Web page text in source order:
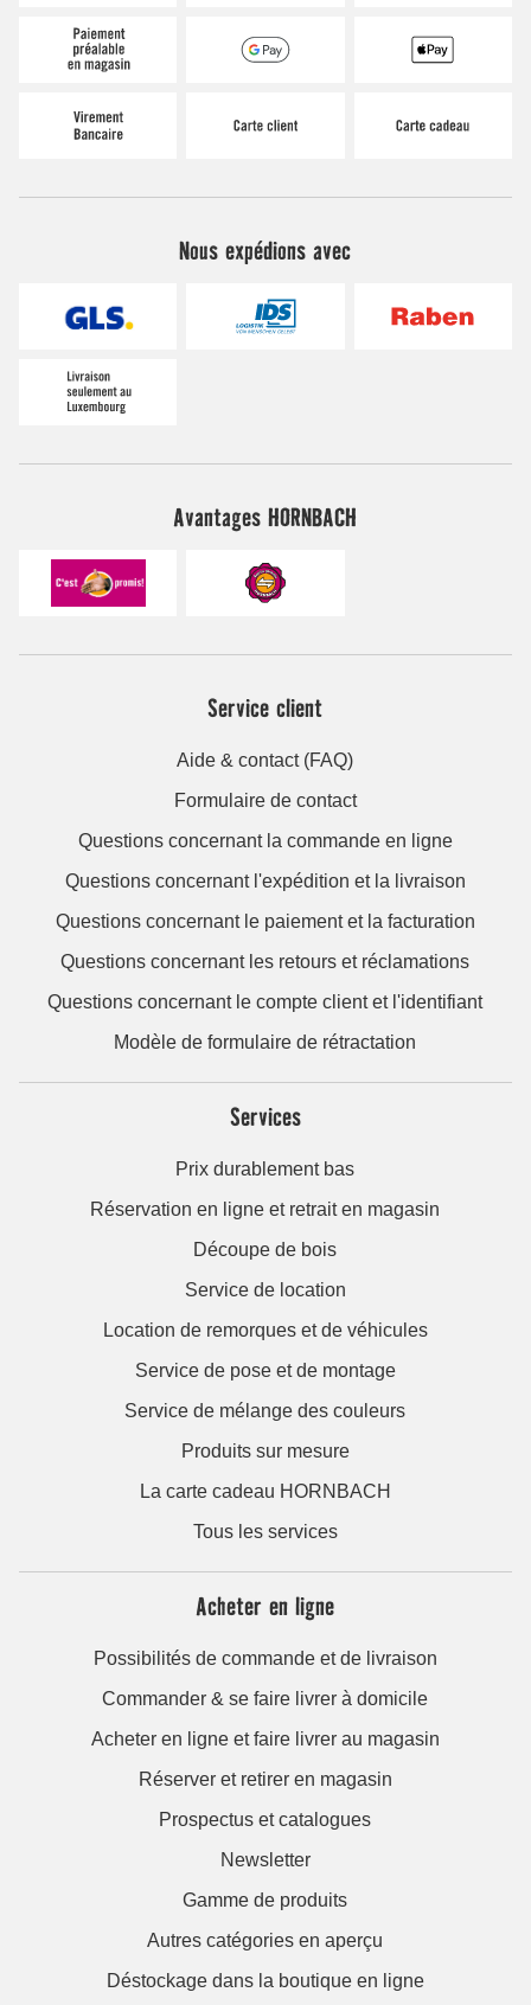
Nous expédions avec
Avantages HORNBACH
Service client
Aide & contact (FAQ)
Formulaire de contact
Questions concernant la commande en ligne
Questions concernant l'expédition et la livraison
Questions concernant le paiement et la facturation
Questions concernant les retours et réclamations
Questions concernant le compte client et l'identifiant
Modèle de formulaire de rétractation
Services
Prix durablement bas
Réservation en ligne et retrait en magasin
Découpe de bois
Service de location
Location de remorques et de véhicules
Service de pose et de montage
Service de mélange des couleurs
Produits sur mesure
La carte cadeau HORNBACH
Tous les services
Acheter en ligne
Possibilités de commande et de livraison
Commander & se faire livrer à domicile
Acheter en ligne et faire livrer au magasin
Réserver et retirer en magasin
Prospectus et catalogues
Newsletter
Gamme de produits
Autres catégories en aperçu
Déstockage dans la boutique en ligne